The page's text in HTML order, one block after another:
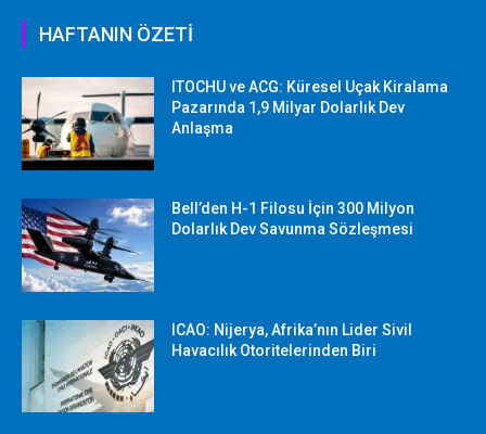
HAFTANIN ÖZETİ
ITOCHU ve ACG: Küresel Uçak Kiralama
Pazarında 1,9 Milyar Dolarlık Dev
Anlaşma
Bell’den H-1 Filosu İçin 300 Milyon
Dolarlık Dev Savunma Sözleşmesi
ICAO: Nijerya, Afrika’nın Lider Sivil
Havacılık Otoritelerinden Biri